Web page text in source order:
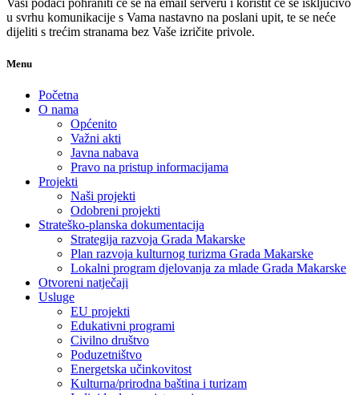
Vaši podaci pohraniti će se na email serveru i koristit će se isključivo
u svrhu komunikacije s Vama nastavno na poslani upit, te se neće
dijeliti s trećim stranama bez Vaše izričite privole.
Menu
Početna
O nama
Općenito
Važni akti
Javna nabava
Pravo na pristup informacijama
Projekti
Naši projekti
Odobreni projekti
Strateško-planska dokumentacija
Strategija razvoja Grada Makarske
Plan razvoja kulturnog turizma Grada Makarske
Lokalni program djelovanja za mlade Grada Makarske
Otvoreni natječaji
Usluge
EU projekti
Edukativni programi
Civilno društvo
Poduzetništvo
Energetska učinkovitost
Kulturna/prirodna baština i turizam